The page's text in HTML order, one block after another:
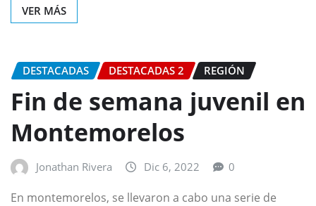
VER MÁS
DESTACADAS DESTACADAS 2 REGIÓN
Fin de semana juvenil en
Montemorelos
Jonathan Rivera Dic 6, 2022 0
En montemorelos, se llevaron a cabo una serie de